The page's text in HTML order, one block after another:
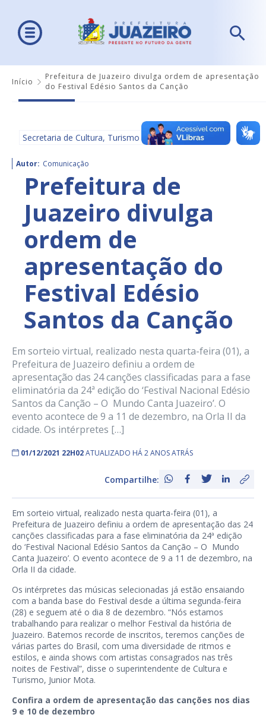
Início
Prefeitura de Juazeiro divulga ordem de apresentação
do Festival Edésio Santos da Canção
Secretaria de Cultura, Turismo e Esportes - SECULTE
Autor: Comunicação
Prefeitura de
Juazeiro divulga
ordem de
apresentação do
Festival Edésio
Santos da Canção
Em sorteio virtual, realizado nesta quarta-feira (01), a
Prefeitura de Juazeiro definiu a ordem de
apresentação das 24 canções classificadas para a fase
eliminatória da 24ª edição do ‘Festival Nacional Edésio
Santos da Canção – O Mundo Canta Juazeiro’. O
evento acontece de 9 a 11 de dezembro, na Orla II da
cidade. Os intérpretes […]
01/12/2021 22H02ATUALIZADO HÁ 2 ANOS ATRÁS
Compartilhe:
Em sorteio virtual, realizado nesta quarta-feira (01), a
Prefeitura de Juazeiro definiu a ordem de apresentação das 24
canções classificadas para a fase eliminatória da 24ª edição
do ‘Festival Nacional Edésio Santos da Canção – O Mundo
Canta Juazeiro’. O evento acontece de 9 a 11 de dezembro, na
Orla II da cidade.
Os intérpretes das músicas selecionadas já estão ensaiando
com a banda base do Festival desde a última segunda-feira
(28) e seguem até o dia 8 de dezembro. “Nós estamos
trabalhando para realizar o melhor Festival da história de
Juazeiro. Batemos recorde de inscritos, teremos canções de
várias partes do Brasil, com uma diversidade de ritmos e
estilos, e ainda shows com artistas consagrados nas três
noites de Festival”, disse o superintendente de Cultura e
Turismo, Junior Mota.
Confira a ordem de apresentação das canções nos dias
9 e 10 de dezembro